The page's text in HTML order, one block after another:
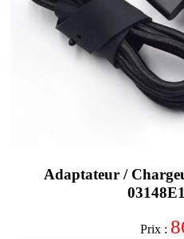
Adaptateur /
Prix :